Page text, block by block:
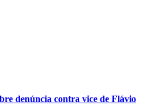
denúncia contra vice de Flávio